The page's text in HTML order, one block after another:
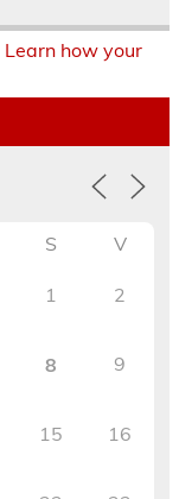
Learn how your
S V
1 2
8 9
15 16